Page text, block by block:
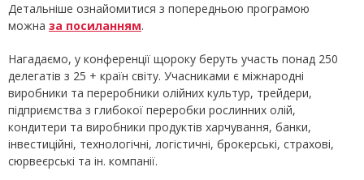
Детальніше ознайомитися з попередньою програмою
можна за посиланням.
Нагадаємо, у конференції щороку беруть участь понад 250
делегатів з 25 + країн світу. Учасниками є міжнародні
виробники та переробники олійних культур, трейдери,
підприємства з глибокої переробки рослинних олій,
кондитери та виробники продуктів харчування, банки,
інвестиційні, технологічні, логістичні, брокерські, страхові,
сюрвеєрські та ін. компанії.